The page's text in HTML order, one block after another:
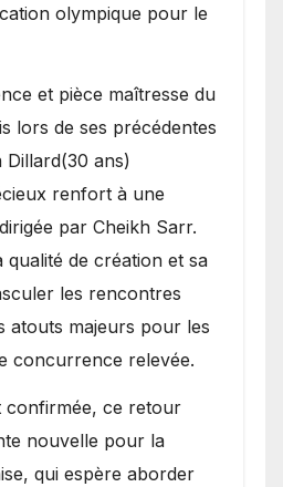
olympique pour le
et pièce maîtresse du
lors de ses précédentes
Dillard(30 ans)
renfort à une
par Cheikh Sarr.
qualité de création et sa
les rencontres
atouts majeurs pour les
concurrence relevée.
confirmée, ce retour
nouvelle pour la
qui espère aborder